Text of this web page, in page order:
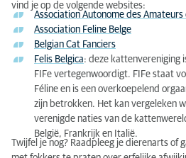
vind je op de volgende websites:
Association Autonome des Amateurs
Association Feline Belge
Belgian Cat Fanciers
Felis Belgica: deze kattenvereniging
FIFe vertegenwoordigt. FIFe staat
Féline en is een overkoepelend
zijn betrokken. Het kan vergeleken
verenigde naties van de
België, Frankrijk en Italië.
Twijfel je nog? Raadpleeg je dierenarts of